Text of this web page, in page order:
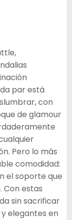
par está
con
de glamour
Pero lo más
comodidad:
el soporte que
Con estas
sin sacrificar
elegantes en